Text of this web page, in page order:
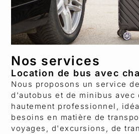
Nos services
Location de bus avec
Nous proposons un service
d'autobus et de minibus avec
hautement professionnel,
besoins en matière de
voyages, d'excursions, de